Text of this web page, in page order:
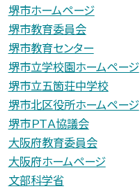
堺市ホームページ
堺市教育委員会
堺市教育センター
堺市立学校園ホームページ
堺市立五箇荘中学校
堺市北区役所ホームページ
堺市ＰＴＡ協議会
大阪府教育委員会
大阪府ホームページ
文部科学省